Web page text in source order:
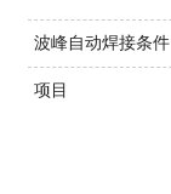
波峰自动焊接条件
项目